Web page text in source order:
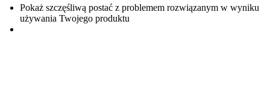
Pokaż szczęśliwą postać z problemem rozwiązanym w wyniku
używania Twojego produktu